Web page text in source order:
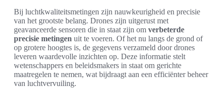
Bij luchtkwaliteitsmetingen zijn nauwkeurigheid en precisie
van het grootste belang. Drones zijn uitgerust met
geavanceerde sensoren die in staat zijn om verbeterde
precisie metingen uit te voeren. Of het nu langs de grond of
op grotere hoogtes is, de gegevens verzameld door drones
leveren waardevolle inzichten op. Deze informatie stelt
wetenschappers en beleidsmakers in staat om gerichte
maatregelen te nemen, wat bijdraagt aan een efficiënter beheer
van luchtvervuiling.